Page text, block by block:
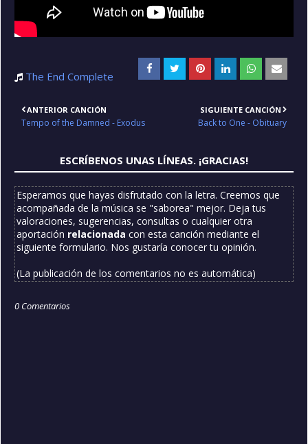
The End Complete
ANTERIOR CANCIÓN
Tempo of the Damned - Exodus
SIGUIENTE CANCIÓN
Back to One - Obituary
ESCRÍBENOS UNAS LÍNEAS. ¡GRACIAS!
Esperamos que hayas disfrutado con la letra. Creemos que
acompañada de la música se "saborea" mejor. Deja tus
valoraciones, sugerencias, consultas o cualquier otra
aportación relacionada con esta canción mediante el
siguiente formulario. Nos gustaría conocer tu opinión.
(La publicación de los comentarios no es automática)
0 Comentarios